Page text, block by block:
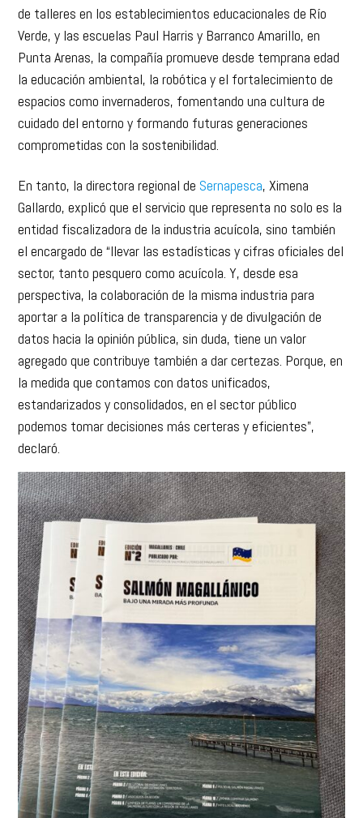
Verde, y las escuelas Paul Harris y Barranco Amarillo, en
Punta Arenas, la compañía promueve desde temprana edad
la educación ambiental, la robótica y el fortalecimiento de
espacios como invernaderos, fomentando una cultura de
cuidado del entorno y formando futuras generaciones
comprometidas con la sostenibilidad.
Gallardo, explicó que el servicio que representa no solo es la
entidad fiscalizadora de la industria acuícola, sino también
el encargado de “llevar las estadísticas y cifras oficiales del
sector, tanto pesquero como acuícola. Y, desde esa
perspectiva, la colaboración de la misma industria para
aportar a la política de transparencia y de divulgación de
datos hacia la opinión pública, sin duda, tiene un valor
agregado que contribuye también a dar certezas. Porque, en
la medida que contamos con datos unificados,
estandarizados y consolidados, en el sector público
podemos tomar decisiones más certeras y eficientes”,
declaró.